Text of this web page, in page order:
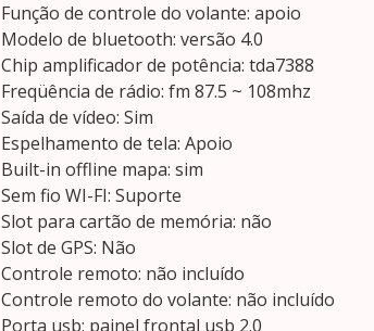
Função de controle do volante: apoio
Modelo de bluetooth: versão 4.0
Chip amplificador de potência: tda7388
Freqüência de rádio: fm 87.5 ~ 108mhz
Saída de vídeo: Sim
Espelhamento de tela: Apoio
Built-in offline mapa: sim
Sem fio WI-FI: Suporte
Slot para cartão de memória: não
Slot de GPS: Não
Controle remoto: não incluído
Controle remoto do volante: não incluído
Porta usb: painel frontal usb 2.0